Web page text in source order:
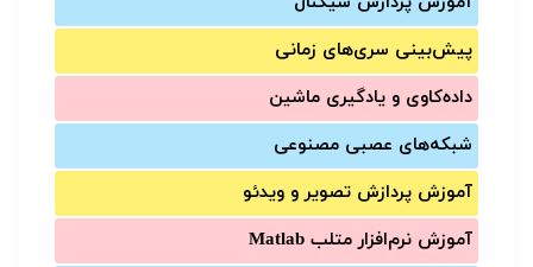
پیش‌‌بینی سری‌‌های زمانی
داده‌کاوی و یادگیری ماشین
شبکه‌های عصبی مصنوعی
آموزش‌ پردازش تصویر و ویدئو
آموزش‌ نرم‌افزار متلب Matlab